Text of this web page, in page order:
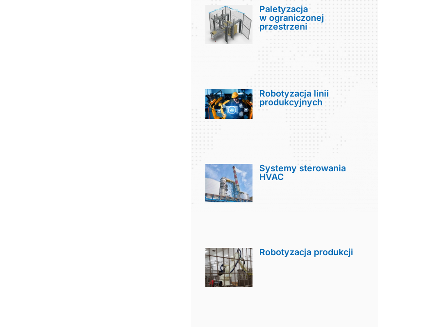
Paletyzacja
w ograniczonej
przestrzeni
Robotyzacja linii
produkcyjnych
Systemy sterowania
HVAC
Robotyzacja produkcji